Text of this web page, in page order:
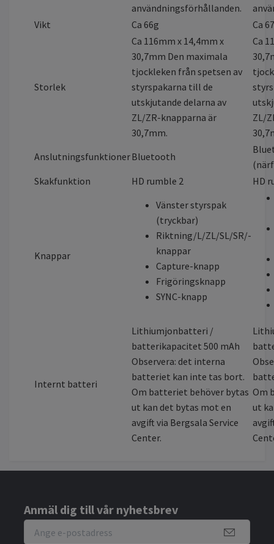
användningsförhållanden.
Vikt
Ca 66g Ca
Storlek
Ca 116mm x 14,4mm x
30,7mm Den maximala
tjockleken från spetsen av
styrspakarna till de
utskjutande delarna av
ZL/ZR-knapparna är
30,7mm.
Ca
ZL/
AnslutningsfunktionerBluetooth
Skakfunktion
HD rumble 2 HD
Knappar
Vänster styrspak
(tryckbar)
Riktning/L/ZL/SL/SR/-
knappar
Capture-knapp
Frigöringsknapp
SYNC-knapp
Internt batteri
Lithiumjonbatteri /
batterikapacitet 500 mAh
Observera: det interna
batteriet kan inte tas bort.
Om batteriet behöver bytas
ut kan det bytas mot en
avgift via Bergsala Service
Center.
Om
ut
Anmäl dig till vår nyhetsbrev